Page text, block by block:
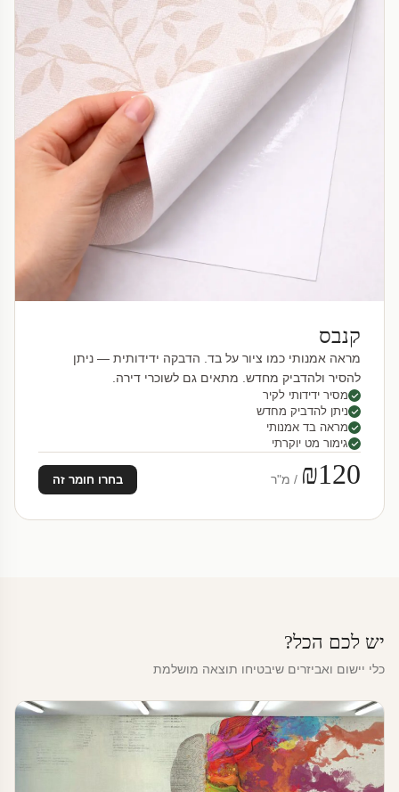
קנבס
מראה אמנותי כמו ציור על בד. הדבקה ידידותית — ניתן
להסיר ולהדביק מחדש. מתאים גם לשוכרי דירה.
מסיר ידידותי לקיר
ניתן להדביק מחדש
מראה בד אמנותי
גימור מט יוקרתי
₪120 / מ"ר בחרו חומר זה
יש לכם הכל?
כלי יישום ואביזרים שיבטיחו תוצאה מושלמת